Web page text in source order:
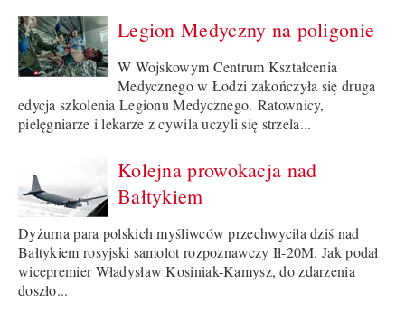
Legion Medyczny na poligonie
W Wojskowym Centrum Kształcenia
Medycznego w Łodzi zakończyła się druga
edycja szkolenia Legionu Medycznego. Ratownicy,
pielęgniarze i lekarze z cywila uczyli się strzela...
Kolejna prowokacja nad
Bałtykiem
Dyżurna para polskich myśliwców przechwyciła dziś nad
Bałtykiem rosyjski samolot rozpoznawczy Ił-20M. Jak podał
wicepremier Władysław Kosiniak-Kamysz, do zdarzenia
doszło...